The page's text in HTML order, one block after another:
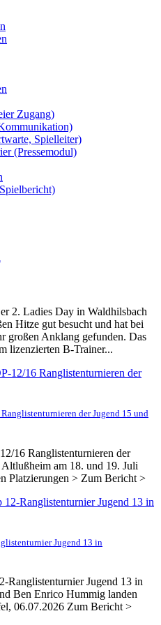
Zugang)
Spielleiter)
(Pressemodul)
2. Ladies Day in Waldhilsbach
Hitze gut besucht und hat bei
großen Anklang gefunden. Das
lizenzierten B-Trainer...
der Jugend 15 und
16 Ranglistenturnieren der
am 18. und 19. Juli
Platzierungen > Zum Bericht >
Jugend 13 in
Ranglistenturnier Jugend 13 in
Ben Enrico Hummig landen
06.07.2026 Zum Bericht >